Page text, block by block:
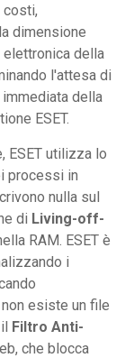
dimensione
della
l'attesa di
della
ESET.
ESET utilizza lo
processi in
nulla sul
di Living-off-
RAM. ESET è
i
esiste un file
Filtro Anti-
che blocca